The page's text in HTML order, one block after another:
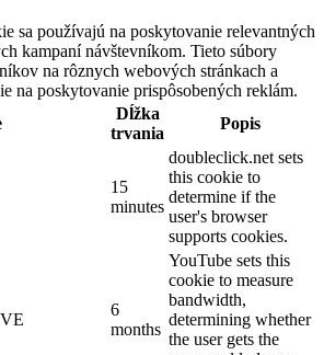
sa používajú na poskytovanie relevantných
kampaní návštevníkom. Tieto súbory
na rôznych webových stránkach a
na poskytovanie prispôsobených reklám.
Dĺžka
trvania
Popis
15
minutes
doubleclick.net sets
this cookie to
determine if the
user's browser
supports cookies.
6
months
YouTube sets this
cookie to measure
bandwidth,
determining whether
the user gets the